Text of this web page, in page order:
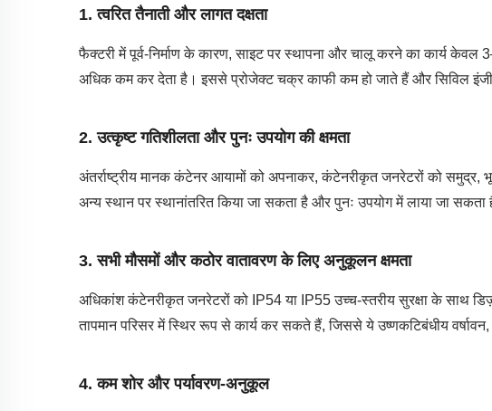
1.त्वरित तैनाती और लागत दक्षता
फैक्टरी में पूर्व-निर्माण के कारण, साइट पर स्थापना और चालू करने का कार्य केवल
अधिक कम कर देता है। इससे प्रोजेक्ट चक्र काफी कम हो जाते हैं और सिविल
2.उत्कृष्ट गतिशीलता और पुनः उपयोग की क्षमता
अंतर्राष्ट्रीय मानक कंटेनर आयामों को अपनाकर, कंटेनरीकृत जनरेटरों को समुद्र,
अन्य स्थान पर स्थानांतरित किया जा सकता है और पुनः उपयोग में लाया जा
3.सभी मौसमों और कठोर वातावरण के लिए अनुकूलन क्षमता
अधिकांश कंटेनरीकृत जनरेटरों को IP54 या IP55 उच्च-स्तरीय सुरक्षा के साथ
तापमान परिसर में स्थिर रूप से कार्य कर सकते हैं, जिससे ये उष्णकटिबंधीय
4.कम शोर और पर्यावरण-अनुकूल